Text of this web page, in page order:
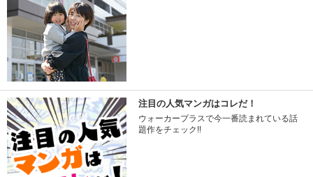
注目の人気マンガはコレだ！
ウォーカープラスで今一番読まれている話
題作をチェック!!